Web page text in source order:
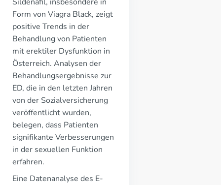
Form von Viagra Black, zeigt
positive Trends in der
Behandlung von Patienten
mit erektiler Dysfunktion in
Österreich. Analysen der
Behandlungsergebnisse zur
ED, die in den letzten Jahren
von der Sozialversicherung
veröffentlicht wurden,
belegen, dass Patienten
signifikante Verbesserungen
in der sexuellen Funktion
erfahren.
Eine Datenanalyse des E-